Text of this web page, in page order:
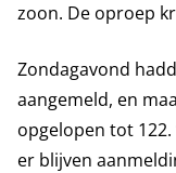
zoon. De oproep
Zondagavond
aangemeld, en
opgelopen tot
er blijven